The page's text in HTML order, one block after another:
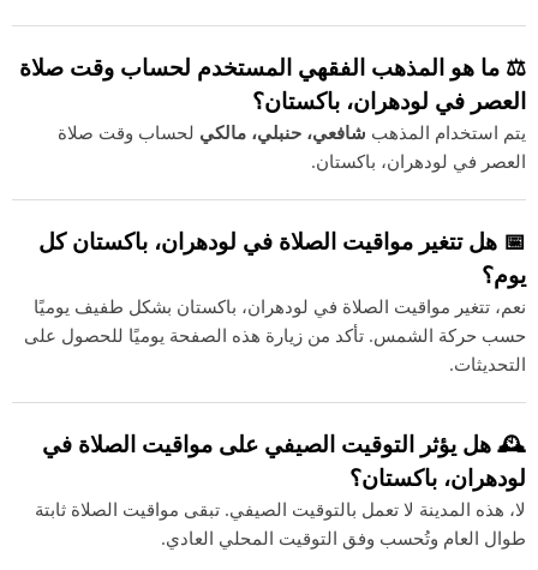
⚖️ ما هو المذهب الفقهي المستخدم لحساب وقت صلاة
العصر في لودھران، باكستان؟
يتم استخدام المذهب شافعي، حنبلي، مالكي لحساب وقت صلاة
العصر في لودھران، باكستان.
📅 هل تتغير مواقيت الصلاة في لودھران، باكستان كل
يوم؟
نعم، تتغير مواقيت الصلاة في لودھران، باكستان بشكل طفيف يوميًا
حسب حركة الشمس. تأكد من زيارة هذه الصفحة يوميًا للحصول على
التحديثات.
🕰️ هل يؤثر التوقيت الصيفي على مواقيت الصلاة في
لودھران، باكستان؟
لا، هذه المدينة لا تعمل بالتوقيت الصيفي. تبقى مواقيت الصلاة ثابتة
طوال العام وتُحسب وفق التوقيت المحلي العادي.